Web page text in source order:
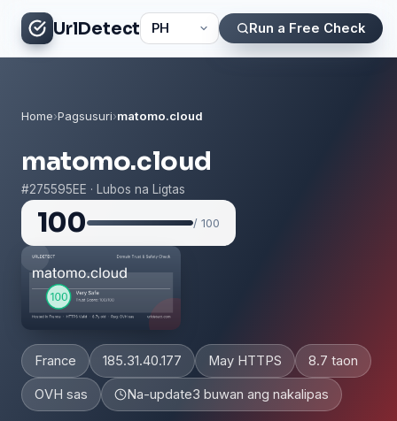
UrlDetect Run a Free Check
Home›Pagsusuri›matomo.cloud
matomo.cloud
#275595EE · Lubos na Ligtas
100 / 100
France 185.31.40.177 May HTTPS 8.7 taon
OVH sas Na-update3 buwan ang nakalipas